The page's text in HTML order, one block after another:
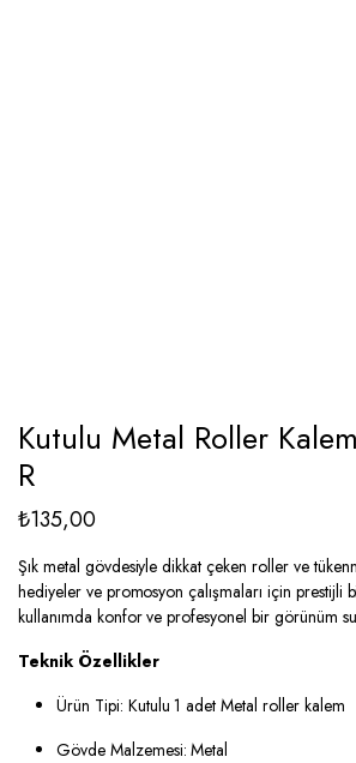
Kutulu Metal Roller
R
₺135,00
Şık metal gövdesiyle dikkat çeken roller ve
hediyeler ve promosyon çalışmaları için prestijli
kullanımda konfor ve profesyonel bir görünüm
Teknik Özellikler
Ürün Tipi: Kutulu 1 adet Metal roller kalem
Gövde Malzemesi: Metal